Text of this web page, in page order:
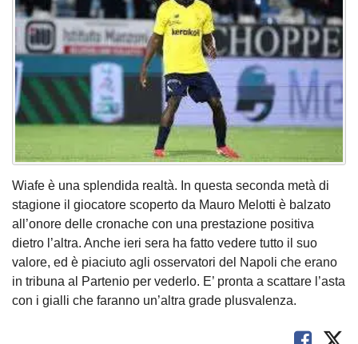
Wiafe è una splendida realtà. In questa seconda metà di
stagione il giocatore scoperto da Mauro Melotti è balzato
all’onore delle cronache con una prestazione positiva
dietro l’altra. Anche ieri sera ha fatto vedere tutto il suo
valore, ed è piaciuto agli osservatori del Napoli che erano
in tribuna al Partenio per vederlo. E’ pronta a scattare l’asta
con i gialli che faranno un’altra grade plusvalenza.